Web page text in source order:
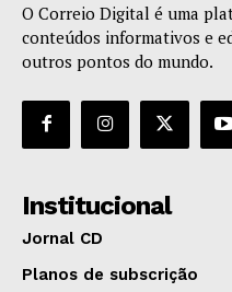
O Correio Digital é uma
conteúdos informativos e
outros pontos do mundo.
Institucional
Jornal CD
Planos de subscrição